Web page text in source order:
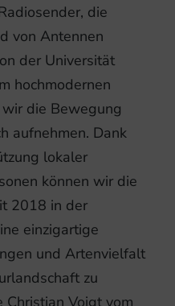
die
von Antennen
der Universität
hochmodernen
wir die Bewegung
aufnehmen. Dank
lokaler
können wir die
2018 in der
einzigartige
und Artenvielfalt
zu
Christian Voigt vom